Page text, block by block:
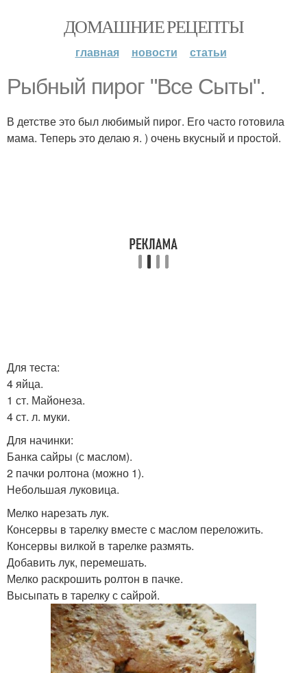
ДОМАШНИЕ РЕЦЕПТЫ
главная новости статьи
Рыбный пирог "Все Сыты".
В детстве это был любимый пирог. Его часто готовила
мама. Теперь это делаю я. ) очень вкусный и простой.
Для теста:
4 яйца.
1 ст. Майонеза.
4 ст. л. муки.
Для начинки:
Банка сайры (с маслом).
2 пачки ролтона (можно 1).
Небольшая луковица.
Мелко нарезать лук.
Консервы в тарелку вместе с маслом переложить.
Консервы вилкой в тарелке размять.
Добавить лук, перемешать.
Мелко раскрошить ролтон в пачке.
Высыпать в тарелку с сайрой.